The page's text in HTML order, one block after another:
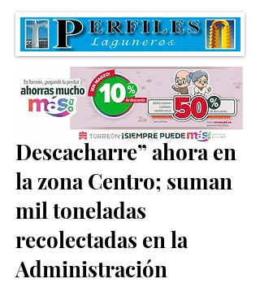
Continúa la “Ruta del
Descacharre” ahora en
la zona Centro; suman
mil toneladas
recolectadas en la
Administración